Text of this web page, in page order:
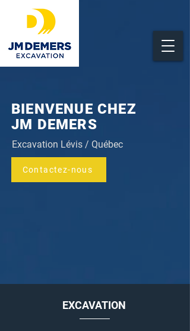
BIENVENUE CHEZ
JM DEMERS
Excavation Lévis / Québec
Contactez-nous
EXCAVATION